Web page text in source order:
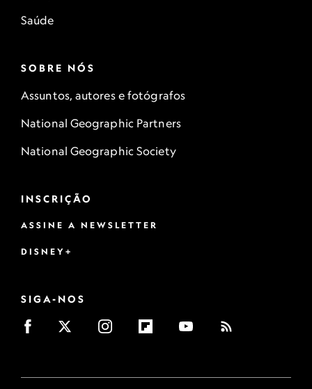
Saúde
SOBRE NÓS
Assuntos, autores e fotógrafos
National Geographic Partners
National Geographic Society
INSCRIÇÃO
ASSINE A NEWSLETTER
DISNEY+
SIGA-NOS